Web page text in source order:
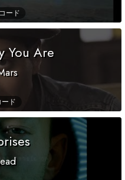
ード
You Are
ド